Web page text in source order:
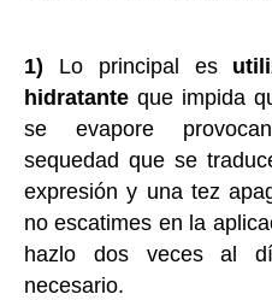
1) Lo principal es
hidratanteque impida
se evapore
sequedad que se
expresión y una tez
no escatimes en la
hazlo dos veces al
necesario.